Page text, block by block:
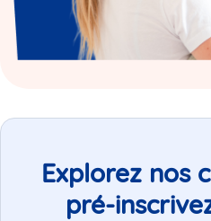
Explorez nos
pré-